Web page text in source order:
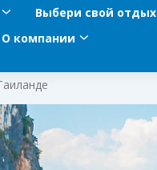
Выбери свой отдых
О компании